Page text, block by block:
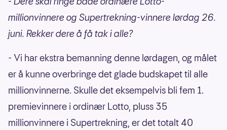
millionvinnere og Supertrekning-vinnere lørdag 26.
juni. Rekker dere å få tak i alle?
- Vi har ekstra bemanning denne lørdagen, og målet
er å kunne overbringe det glade budskapet til alle
millionvinnerne. Skulle det eksempelvis bli fem 1.
premievinnere i ordinær Lotto, pluss 35
millionvinnere i Supertrekning, er det totalt 40